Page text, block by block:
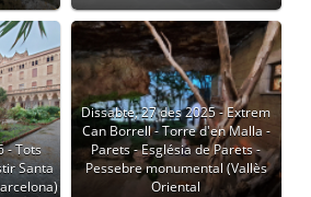
- Tots
Santa
Dissabte, 27 des 2025 - Extrem
Can Borrell - Torre d'en Malla -
Parets - Església de Parets -
Pessebre monumental (Vallès
Oriental